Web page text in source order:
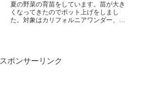
夏の野菜の育苗をしています。苗が大き
くなってきたのでポット上げをしまし
た。対象はカリフォルニアワンダー、フ
スポンサーリンク